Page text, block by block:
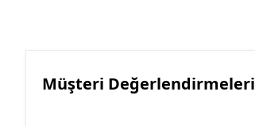
Müşteri Değerlendirmeleri